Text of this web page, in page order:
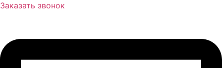
Заказать звонок